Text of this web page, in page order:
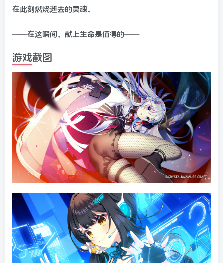
在此刻燃烧逝去的灵魂。
——在这瞬间，献上生命是值得的——
游戏截图